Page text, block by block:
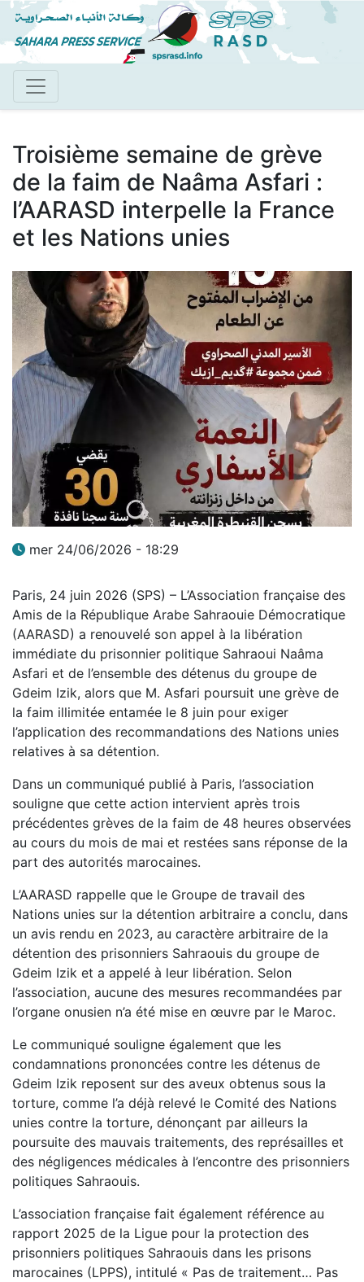
Aller
au
contenu
Troisième semaine de grève
de la faim de Naâma Asfari :
l’AARASD interpelle la France
et les Nations unies
mer 24/06/2026 - 18:29
Paris, 24 juin 2026 (SPS) – L’Association française des
Amis de la République Arabe Sahraouie Démocratique
(AARASD) a renouvelé son appel à la libération
immédiate du prisonnier politique Sahraoui Naâma
Asfari et de l’ensemble des détenus du groupe de
Gdeim Izik, alors que M. Asfari poursuit une grève de
la faim illimitée entamée le 8 juin pour exiger
l’application des recommandations des Nations unies
relatives à sa détention.
Dans un communiqué publié à Paris, l’association
souligne que cette action intervient après trois
précédentes grèves de la faim de 48 heures observées
au cours du mois de mai et restées sans réponse de la
part des autorités marocaines.
L’AARASD rappelle que le Groupe de travail des
Nations unies sur la détention arbitraire a conclu, dans
un avis rendu en 2023, au caractère arbitraire de la
détention des prisonniers Sahraouis du groupe de
Gdeim Izik et a appelé à leur libération. Selon
l’association, aucune des mesures recommandées par
l’organe onusien n’a été mise en œuvre par le Maroc.
Le communiqué souligne également que les
condamnations prononcées contre les détenus de
Gdeim Izik reposent sur des aveux obtenus sous la
torture, comme l’a déjà relevé le Comité des Nations
unies contre la torture, dénonçant par ailleurs la
poursuite des mauvais traitements, des représailles et
des négligences médicales à l’encontre des prisonniers
politiques Sahraouis.
L’association française fait également référence au
rapport 2025 de la Ligue pour la protection des
prisonniers politiques Sahraouis dans les prisons
marocaines (LPPS), intitulé « Pas de traitement… Pas